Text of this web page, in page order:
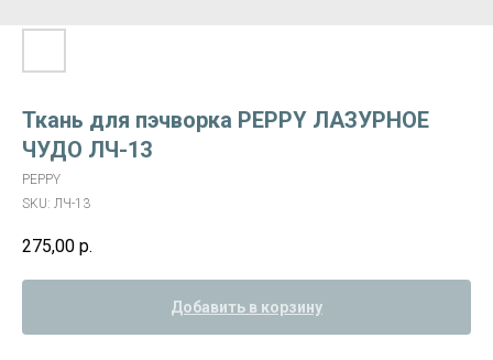
Ткань для пэчворка PEPPY ЛАЗУРНОЕ
ЧУДО ЛЧ-13
PEPPY
SKU: ЛЧ-13
275,00 р.
Добавить в корзину